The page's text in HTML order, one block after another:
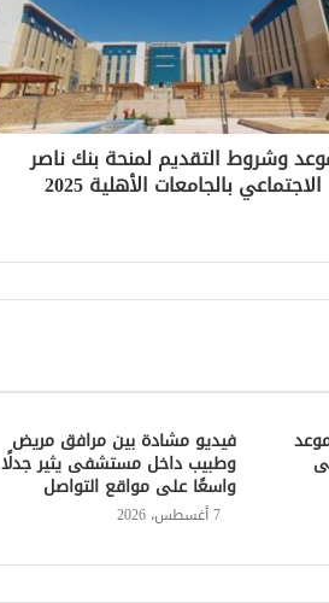
وشروط التقديم لمنحة بنك ناصر
الاجتماعي بالجامعات الأهلية 2025
فيديو مشادة بين مرافق مريض
وطبيب داخل مستشفى يثير جدلًا
واسعًا على مواقع التواصل
7 أغسطس، 2026